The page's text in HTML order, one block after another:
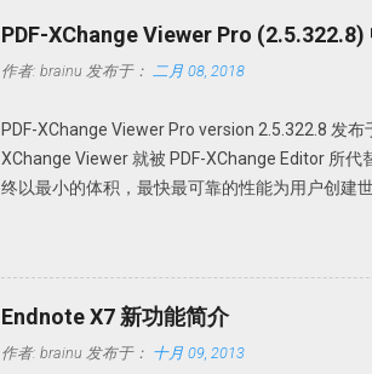
PDF-XChange Viewer Pro
作者: brainu 发布于： 二月 08, 2018
PDF-XChange Viewer Pro version 2.5.322.8 发
XChange Viewer 就被 PDF-XChange Editor 所
终以最小的体积，最快最可靠的性能为用户创建
操作。 本版特点 1. 绿色便携，无需安装，解压
64 位操作系统。 使用方法 PDFX_Vwr_Port 压
文件夹，建议解压到一个特定文件夹，如
PDFX_Vwr_Port_OCR 压缩文件中为 OCR 识别
Endnote X7 新功能简介
作者: brainu 发布于： 十月 09, 2013